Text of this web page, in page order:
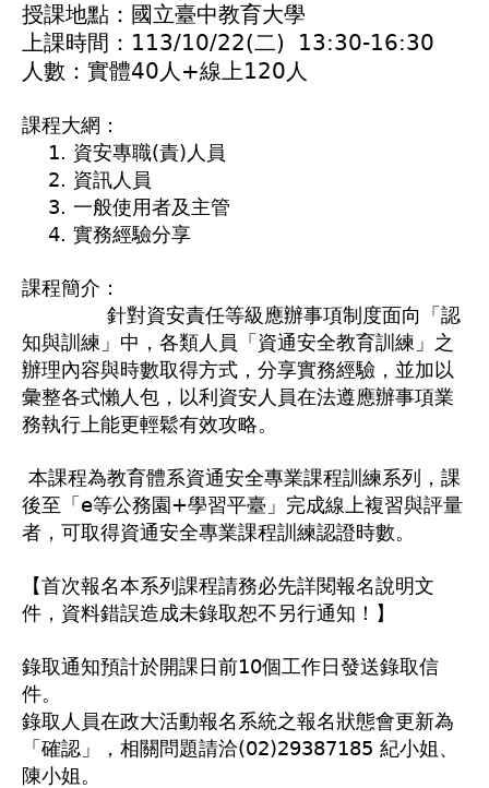
授課地點：國立臺中教育大學
上課時間：113/10/22(二) 13:30-16:30
人數：實體40人+線上120人
課程大網：
1. 資安專職(責)人員
2. 資訊人員
3. 一般使用者及主管
4. 實務經驗分享
課程簡介：
針對資安責任等級應辦事項制度面向「認
知與訓練」中，各類人員「資通安全教育訓練」之
辦理內容與時數取得方式，分享實務經驗，並加以
彙整各式懶人包，以利資安人員在法遵應辦事項業
務執行上能更輕鬆有效攻略。
本課程為教育體系資通安全專業課程訓練系列，課
後至「e等公務園+學習平臺」完成線上複習與評量
者，可取得資通安全專業課程訓練認證時數。
【首次報名本系列課程請務必先詳閱報名說明文
件，資料錯誤造成未錄取恕不另行通知！】
錄取通知預計於開課日前10個工作日發送錄取信
件。
錄取人員在政大活動報名系統之報名狀態會更新為
「確認」，相關問題請洽(02)29387185 紀小姐、
陳小姐。